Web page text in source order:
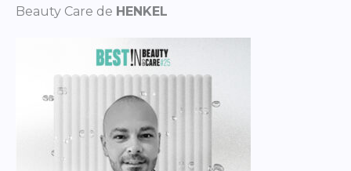
Beauty Care de HENKEL